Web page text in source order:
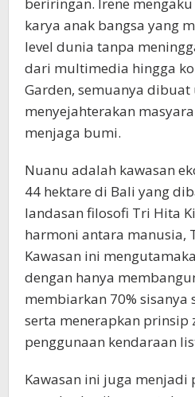
karya anak bangsa yang
level dunia tanpa
dari multimedia hingga
Garden, semuanya
menyejahterakan
menjaga bumi.
Nuanu adalah kawasan
44 hektare di Bali yang
landasan filosofi Tri Hita
harmoni antara manusia,
Kawasan ini
dengan hanya
membiarkan 70% sisanya
serta menerapkan prinsip
penggunaan kendaraan
Kawasan ini juga menjadi